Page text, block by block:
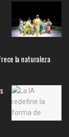
la naturaleza